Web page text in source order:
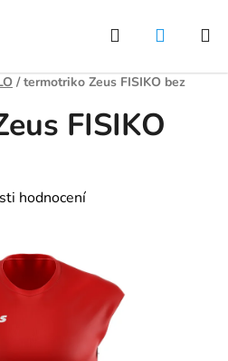
Hledat
/ termotriko Zeus FISIKO bez
FISIKO
hodnocení